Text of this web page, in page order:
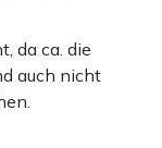
da ca. die
auch nicht